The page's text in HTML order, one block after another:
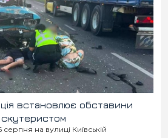
встановлює обставини
скутеристом
на вулиці Київській